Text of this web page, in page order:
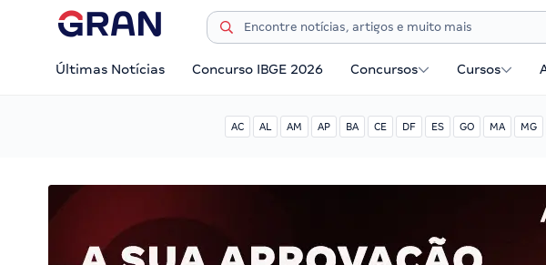
Últimas Notícias Concurso IBGE 2026 Concursos Cursos
AC AL AM AP BA CE DF ES GO MA MG